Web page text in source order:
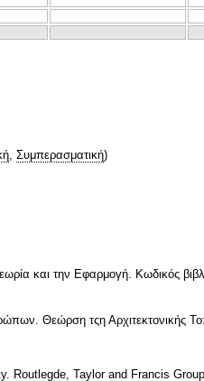
, Συμπερασματική)
και την Εφαρμογή. Κωδικός
Θεώρση τςη Αρχιτεκτονικής
Routlegde, Taylor and Francis